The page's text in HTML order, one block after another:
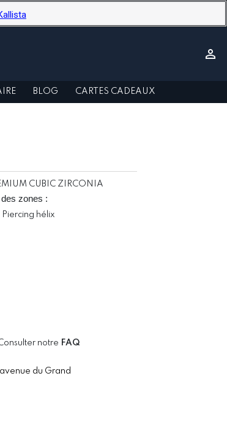

BLOG CARTES CADEAUX
CUBIC ZIRCONIA
zones :
hélix
notre FAQ
du Grand